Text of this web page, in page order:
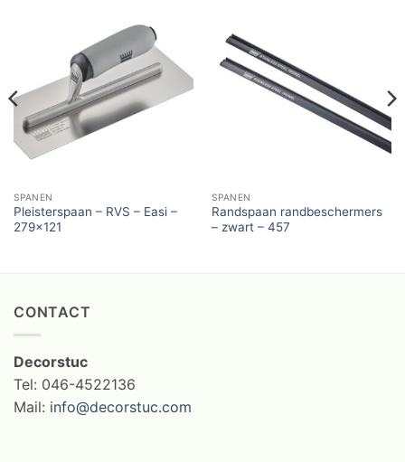
SPANEN
Pleisterspaan – RVS – Easi –
279×121
SPANEN
Randspaan randbeschermers
– zwart – 457
CONTACT
Decorstuc
Tel: 046-4522136
Mail: info@decorstuc.com